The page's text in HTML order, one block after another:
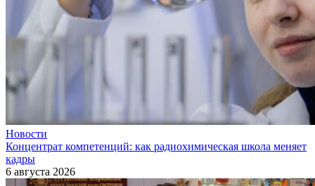
Новости
Концентрат компетенций: как радиохимическая школа меняет
кадры
6 августа 2026